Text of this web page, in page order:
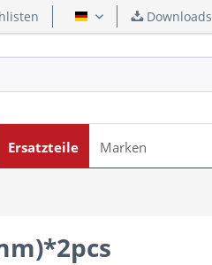
Deutsch Downloads
Ersatzteile Marken